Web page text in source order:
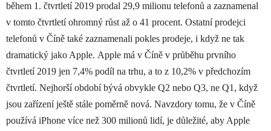
během 1. čtvrtletí 2019 prodal 29,9 milionu telefonů a zaznamenal
v tomto čtvrtletí ohromný růst až o 41 procent. Ostatní prodejci
telefonů v Číně také zaznamenali pokles prodeje, i když ne tak
dramatický jako Apple. Apple má v Číně v průběhu prvního
čtvrtletí 2019 jen 7,4% podíl na trhu, a to z 10,2% v předchozím
čtvrtletí. Nejhorší období bývá obvykle Q2 nebo Q3, ne Q1, když
jsou zařízení ještě stále poměrně nová. Navzdory tomu, že v Číně
používá iPhone více než 300 milionů lidí, je důležité, aby Apple